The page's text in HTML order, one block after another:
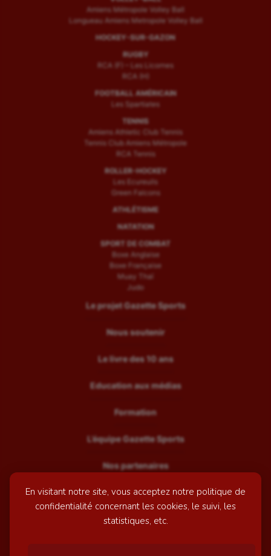
En visitant notre site, vous acceptez notre politique de
confidentialité concernant les cookies, le suivi, les
statistiques, etc.
Amiens Métropole Volley Ball
Longueau Amiens Metropole Volley Ball
HOCKEY-SUR-GAZON
RUGBY
RCA (F) – Les Licornes
RCA (H)
FOOTBALL AMÉRICAIN
Les Spartiates
TENNIS
Amiens Athletic Club Tennis
Tennis Club Amiens Métropole
RCA Tennis
ROLLER-HOCKEY
Les Ecureuils
Green Falcons
ATHLÉTISME
NATATION
SPORT DE COMBAT
Boxe Anglaise
Boxe Française
Muay Thaï
Judo
Le projet Gazette Sports
Nous soutenir
Le livre des 10 ans
Education aux médias
Formation
L’équipe Gazette Sports
Nos partenaires
Recrutement
Mentions légales